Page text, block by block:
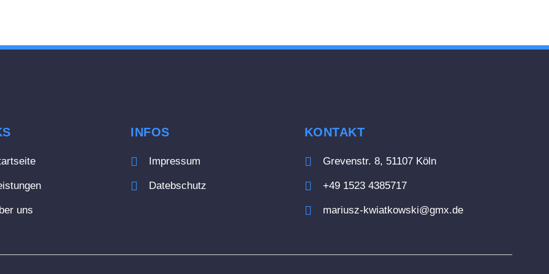
uns
INFOS
Impressum
Datebschutz
KONTAKT
Grevenstr. 8, 51107 Köln
+49 1523 4385717
mariusz-kwiatkowski@gmx.de